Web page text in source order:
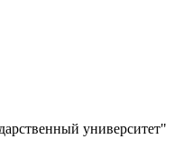
университет"